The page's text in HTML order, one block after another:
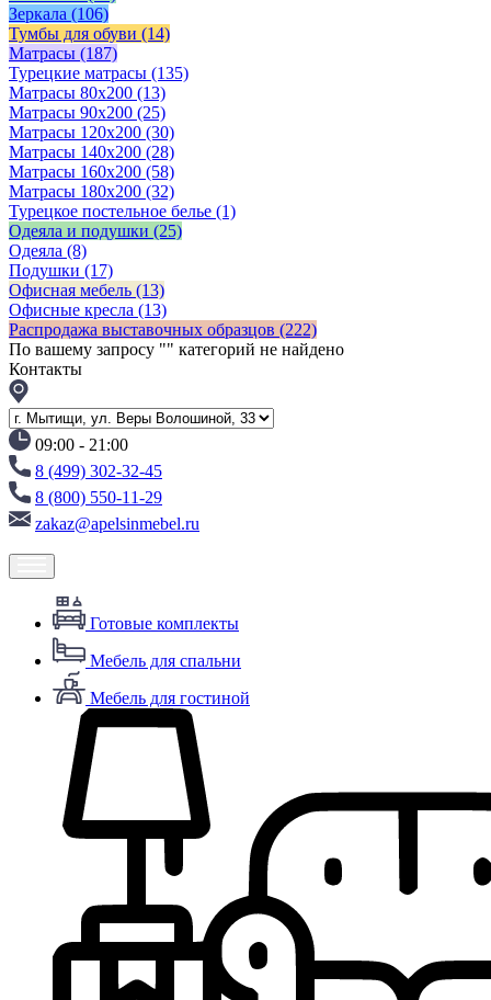
Зеркала (106)
Тумбы для обуви (14)
Матрасы (187)
Турецкие матрасы (135)
Матрасы 80x200 (13)
Матрасы 90х200 (25)
Матрасы 120х200 (30)
Матрасы 140х200 (28)
Матрасы 160х200 (58)
Матрасы 180х200 (32)
Турецкое постельное белье (1)
Одеяла и подушки (25)
Одеяла (8)
Подушки (17)
Офисная мебель (13)
Офисные кресла (13)
Распродажа выставочных образцов (222)
По вашему запросу "" категорий не найдено
Контакты
09:00 - 21:00
8 (499) 302-32-45
8 (800) 550-11-29
zakaz@apelsinmebel.ru
Готовые комплекты
Мебель для спальни
Мебель для гостиной